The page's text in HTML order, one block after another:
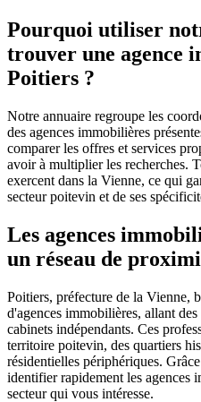
Pourquoi utiliser
trouver une agence
Poitiers ?
Notre annuaire regroupe les
des agences immobilières
comparer les offres et services
avoir à multiplier les recherches.
exercent dans la Vienne, ce qui
secteur poitevin et de ses
Les agences
un réseau de
Poitiers, préfecture de la Vienne,
d'agences immobilières, allant
cabinets indépendants. Ces
territoire poitevin, des quartiers
résidentielles périphériques.
identifier rapidement les agences
secteur qui vous intéresse.